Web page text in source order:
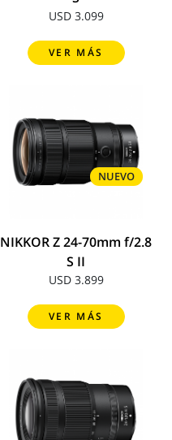
USD 3.099
VER MÁS
NUEVO
NIKKOR Z 24-70mm f/2.8
S II
USD 3.899
VER MÁS